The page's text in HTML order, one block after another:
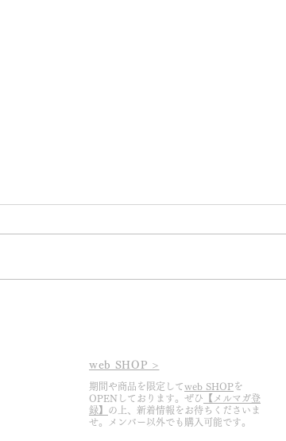
web SHOP >
期間や商品を限定してweb SHOPを
OPENしております。ぜひ 【メルマガ登
録】 の上、 ​新着情報をお待ちくださいま
せ。メンバー以外でも購入可能です。